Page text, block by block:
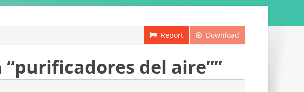
Download
Report
del aire””